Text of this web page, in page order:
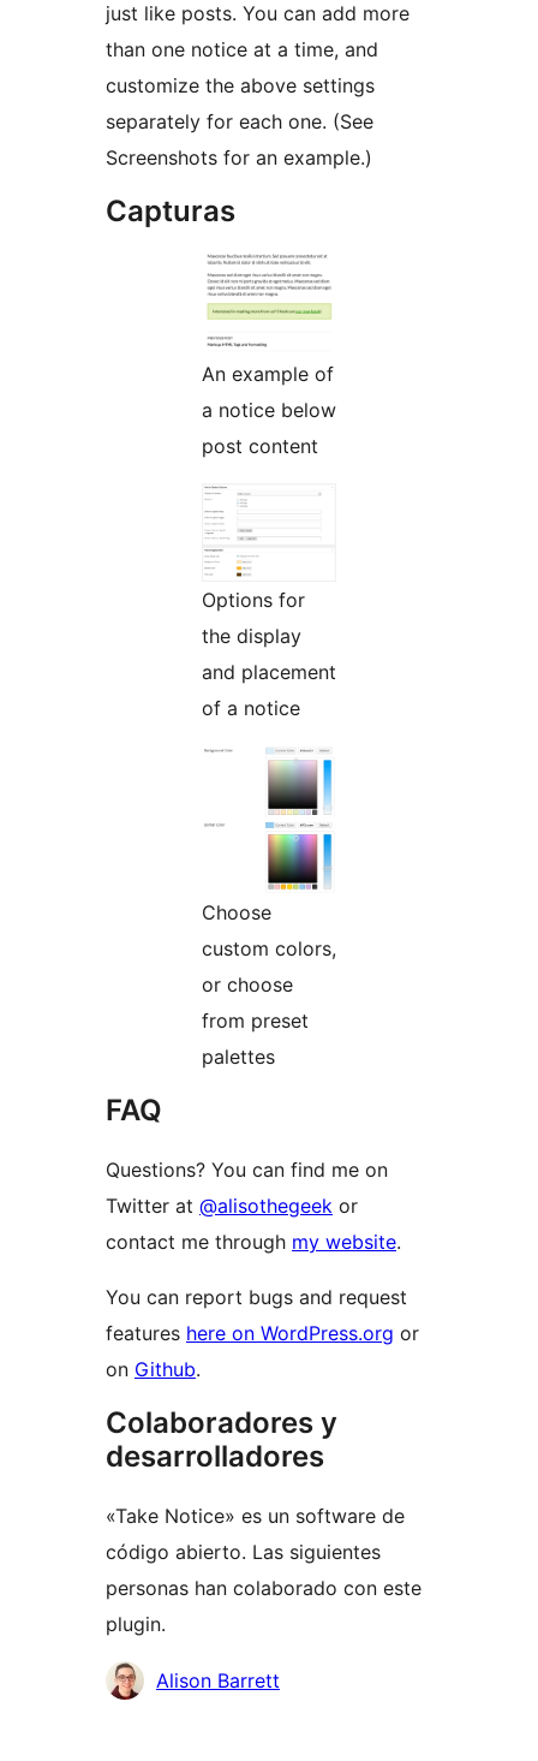
just like posts. You can add more
than one notice at a time, and
customize the above settings
separately for each one. (See
Screenshots for an example.)
Capturas
An example of
a notice below
post content
Options for
the display
and placement
of a notice
Choose
custom colors,
or choose
from preset
palettes
FAQ
Questions? You can find me on
Twitter at @alisothegeek or
contact me through my website.
You can report bugs and request
features here on WordPress.org or
on Github.
Colaboradores y
desarrolladores
«Take Notice» es un software de
código abierto. Las siguientes
personas han colaborado con este
plugin.
Colaboradores
Alison Barrett